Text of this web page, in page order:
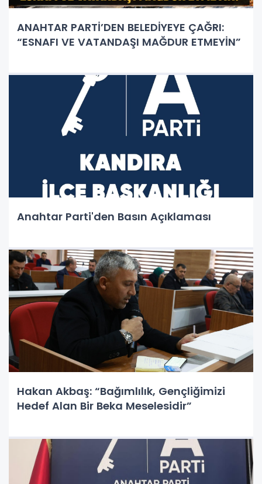
ANAHTAR PARTİ’DEN BELEDİYEYE ÇAĞRI:
“ESNAFI VE VATANDAŞI MAĞDUR ETMEYİN”
Anahtar Parti'den Basın Açıklaması
Hakan Akbaş: “Bağımlılık, Gençliğimizi
Hedef Alan Bir Beka Meselesidir”